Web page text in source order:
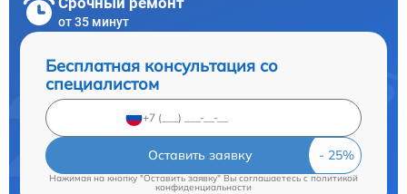
от 35 минут
Бесплатная консультация со
специалистом
Оставить заявку
Нажимая на кнопку "Оставить заявку" Вы соглашаетесь cполитикой
конфиденциальности